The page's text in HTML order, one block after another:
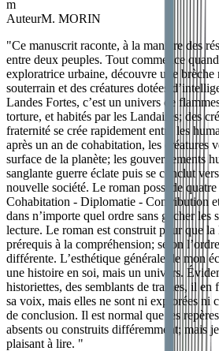
m
AuteurM. MORIN
"Ce manuscrit raconte, à la manière des
entre deux peuples. Tout commence
exploratrice urbaine, découvre une brèche
souterrain et des créatures dotées
Landes Fortes, c’est un univers de
torture, et habités par les Landaires; des
fraternité se crée rapidement entre les
après un an de cohabitation, les créatures
surface de la planète; les gouvernements
sanglante guerre éclate puis se conclut
nouvelle société. Le roman possède
Cohabitation - Diplomatie - Contribution
dans n’importe quel ordre sans gâcher les
lecture. Le roman est construit pour que la
prérequis à la compréhension; selon
différente. L’esthétique générale de mon
une histoire en soi, mais un univers.
historiettes, des semblants de trames, il en
sa voix, mais elles ne sont ni explorées ni
de conclusion. Il est normal que les
absents ou construits différemment; mais
plaisant à lire. "